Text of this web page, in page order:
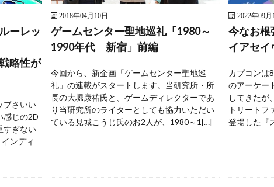
ーレッ
略性が
プさいい
感じの2D
すぎない
ンディ
2018年04月10日
ゲームセンター聖地巡礼「1980～
1990年代 新宿」前編
今回から、新企画「ゲームセンター聖地巡
礼」の連載がスタートします。当研究所・所
長の大堀康祐氏と、ゲームディレクターであ
り当研究所のライターとしても協力いただい
ている見城こうじ氏のお2人が、1980～1[…]
2022年09月
今なお根
イアセイ
カプコンは
のアーケー
してきたが
トリートフ
登場した『